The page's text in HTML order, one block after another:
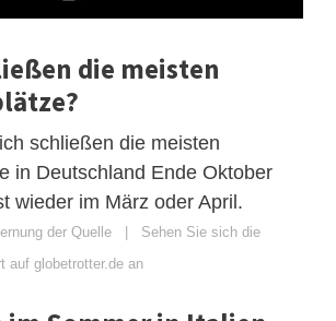
die meisten
schließen die meisten
in Deutschland Ende Oktober
wieder im März oder April.
der Quelle | Sehen Sie sich die
auf globetrotter.de an